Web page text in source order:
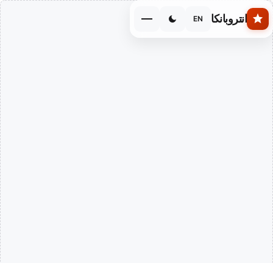
Skip to main content
انتروبانكا EN